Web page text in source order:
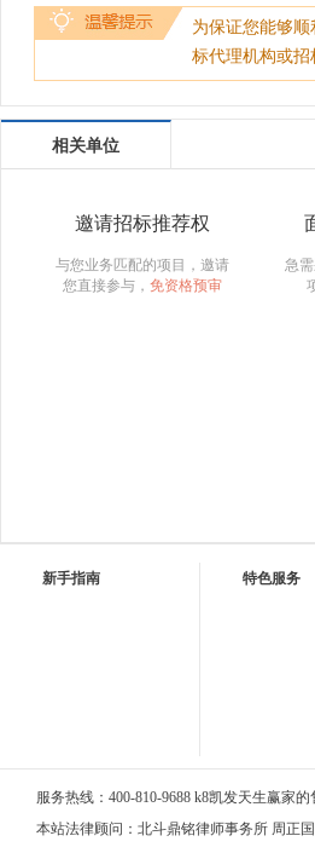
为保证您能够
标代理机构或招
相关单位
邀请招标推荐权
与您业务匹配的项目，邀请
您直接参与， 免资格预审
急
新手指南 特色服务
服务热线：400-810-9688 k8凯发天生赢家
本站法律顾问：北斗鼎铭律师事务所 周正